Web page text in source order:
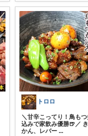
トロロ
＼甘辛こってり！鳥も
込みで家飲み優勝🍺／
かん、レバー ...